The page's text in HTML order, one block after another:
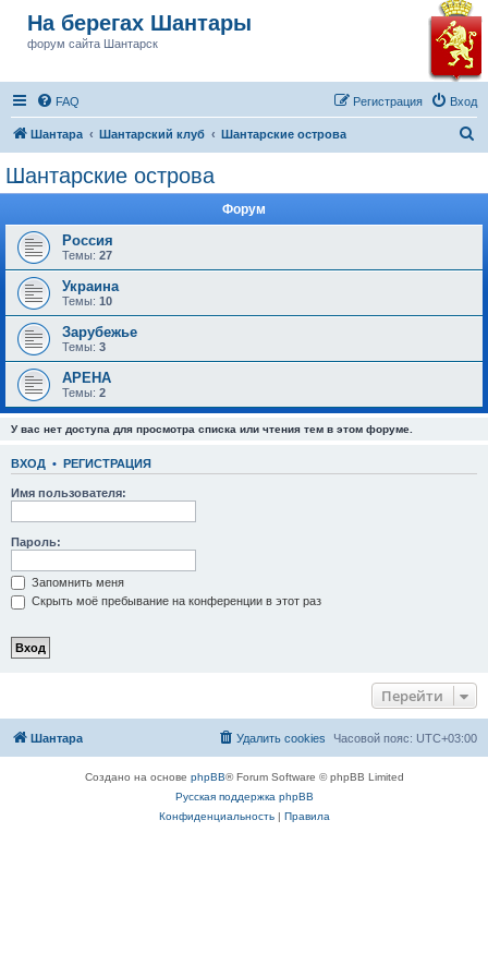
На берегах Шантары
форум сайта Шантарск
FAQ Вход
Регистрация
Шантара Шантарский клуб Шантарские острова
Шантарские острова
Форум
Россия
Темы: 27
Украина
Темы: 10
Зарубежье
Темы: 3
АРЕНА
Темы: 2
У вас нет доступа для просмотра списка или чтения тем в этом форуме.
ВХОД • РЕГИСТРАЦИЯ
Имя пользователя:
Пароль:
Запомнить меня
Скрыть моё пребывание на конференции в этот раз
Перейти
Шантара Часовой пояс: UTC+03:00
Удалить cookies
Создано на основе phpBB® Forum Software © phpBB Limited
Русская поддержка phpBB
Конфиденциальность| Правила